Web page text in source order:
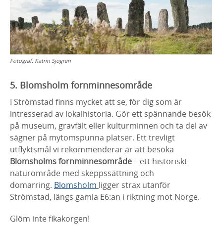
Fotograf: Katrin Sjögren
5. Blomsholm fornminnesområde
I Strömstad finns mycket att se, för dig som är
intresserad av lokalhistoria. Gör ett spännande besök
på museum, gravfält eller kulturminnen och ta del av
sägner på mytomspunna platser. Ett trevligt
utflyktsmål vi rekommenderar är att besöka
Blomsholms fornminnesområde– ett historiskt
naturområde med skeppssättning och
domarring. Blomsholm ligger strax utanför
Strömstad, längs gamla E6:an i riktning mot Norge.
Glöm inte fikakorgen!